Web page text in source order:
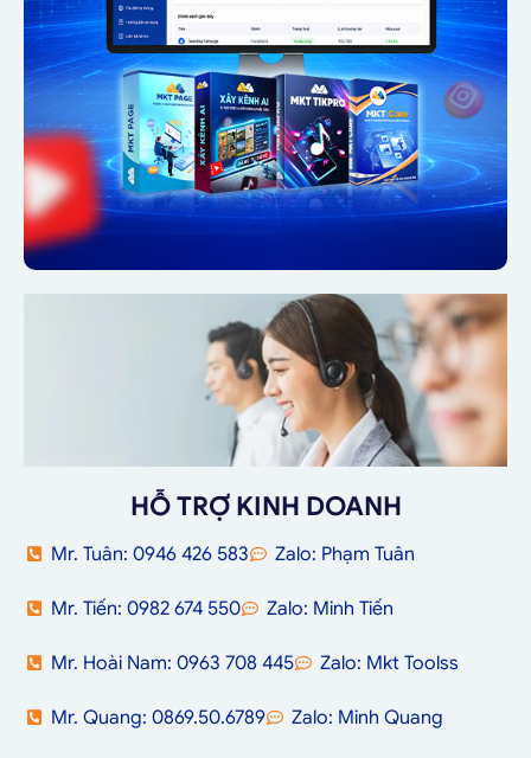
HỖ TRỢ KINH DOANH
Mr. Tuân: 0946 426 583 Zalo: Phạm Tuân
Mr. Tiến: 0982 674 550 Zalo: Minh Tiến
Mr. Hoài Nam: 0963 708 445 Zalo: Mkt Toolss
Mr. Quang: 0869.50.6789 Zalo: Minh Quang